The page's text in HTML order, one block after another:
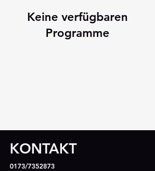
Keine verfügbaren
Programme
KONTAKT
0173/7352873